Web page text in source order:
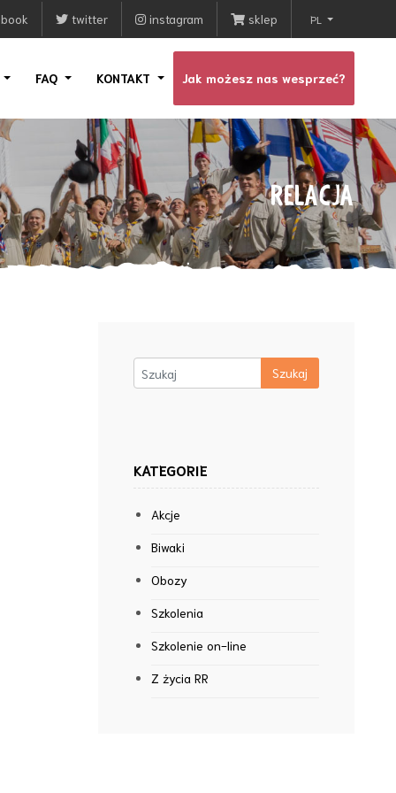
twitter instagram sklep PL
FAQ KONTAKT Jak możesz nas wesprzeć?
RELACJA
KATEGORIE
Akcje
Biwaki
Obozy
Szkolenia
Szkolenie on-line
Z życia RR